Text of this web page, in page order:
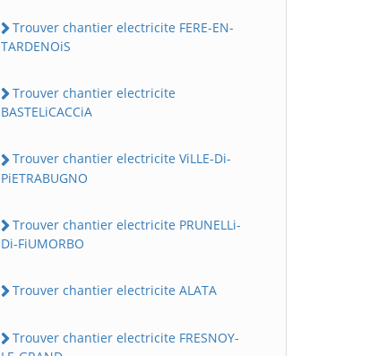
Trouver chantier electricite FERE-EN-
TARDENOiS
Trouver chantier electricite
BASTELiCACCiA
Trouver chantier electricite ViLLE-Di-
PiETRABUGNO
Trouver chantier electricite PRUNELLi-
Di-FiUMORBO
Trouver chantier electricite ALATA
Trouver chantier electricite FRESNOY-